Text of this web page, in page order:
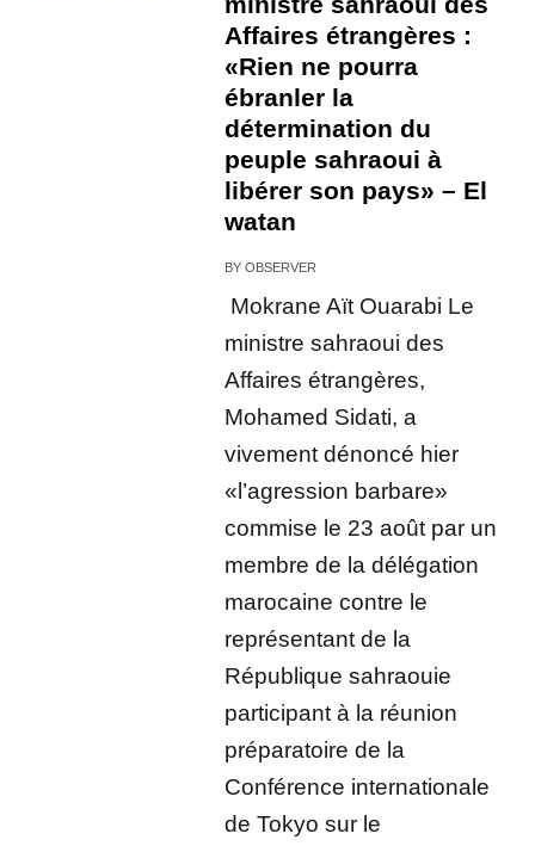
Affaires étrangères :
«Rien ne pourra
ébranler la
détermination du
peuple sahraoui à
libérer son pays» – El
watan
BYOBSERVER
Mokrane Aït Ouarabi Le
ministre sahraoui des
Affaires étrangères,
Mohamed Sidati, a
vivement dénoncé hier
«l’agression barbare»
commise le 23 août par un
membre de la délégation
marocaine contre le
représentant de la
République sahraouie
participant à la réunion
préparatoire de la
Conférence internationale
de Tokyo sur le